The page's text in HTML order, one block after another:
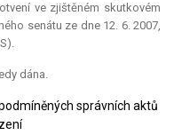
ve zjištěném skutkovém
senátu ze dne 12. 6. 2007,
dána.
správních aktů